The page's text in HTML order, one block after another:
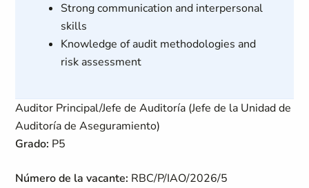
Strong communication and interpersonal
skills
Knowledge of audit methodologies and
risk assessment
Auditor Principal/Jefe de Auditoría (Jefe de la Unidad de
Auditoría de Aseguramiento)
Grado: P5
Número de la vacante: RBC/P/IAO/2026/5